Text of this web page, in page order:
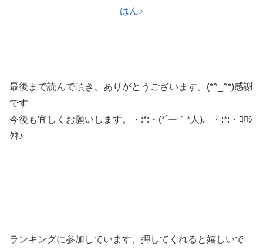
はん♪
最後まで読んで頂き、ありがとうございます。(*^_^*)感謝
です
今後も宜しくお願いします。・:*:・(*´ー｀*人)。・:*:・ﾖﾛｼ
ｸﾈ♪
ランキングに参加しています、押してくれると嬉しいで